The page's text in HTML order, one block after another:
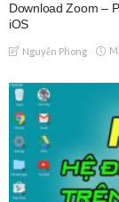
Download Zoom –
iOS
Nguyễn Phong